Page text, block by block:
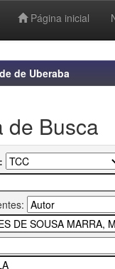
Página inicial
de Uberaba
de Busca